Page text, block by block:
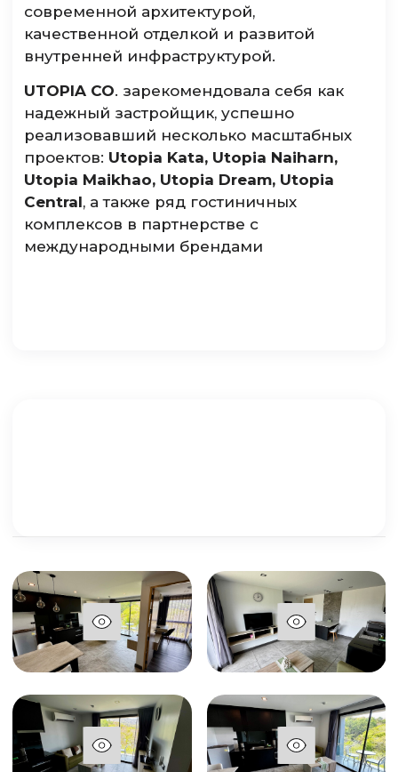
современной архитектурой,
качественной отделкой и развитой
внутренней инфраструктурой.
UTOPIA CO. зарекомендовала себя как
надежный застройщик, успешно
реализовавший несколько масштабных
проектов: Utopia Kata, Utopia Naiharn,
Utopia Maikhao, Utopia Dream, Utopia
Central, а также ряд гостиничных
комплексов в партнерстве с
международными брендами